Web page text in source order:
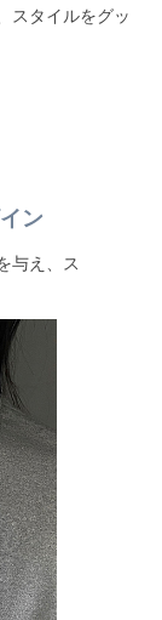
スタイルをグッ
ン
与え、ス